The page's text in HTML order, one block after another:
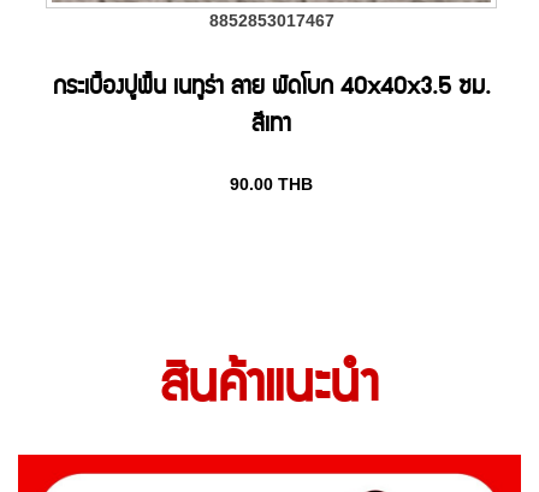
8852853017467
กระเบื้องปูพื้น เนทูร่า ลาย พัดโบก 40x40x3.5 ซม.
สีเทา
90.00 THB
สินค้าแนะนำ